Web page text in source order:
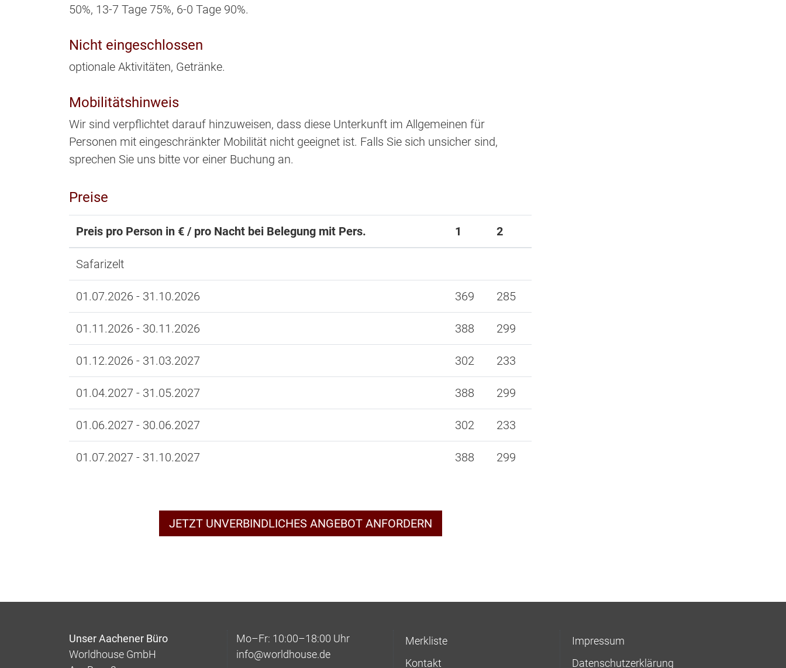
50%, 13-7 Tage 75%, 6-0 Tage 90%.
Nicht eingeschlossen
optionale Aktivitäten, Getränke.
Mobilitätshinweis
Wir sind verpflichtet darauf hinzuweisen, dass diese Unterkunft im Allgemeinen für
Personen mit eingeschränkter Mobilität nicht geeignet ist. Falls Sie sich unsicher sind,
sprechen Sie uns bitte vor einer Buchung an.
Preise
Preis pro Person in € / pro Nacht bei Belegung mit Pers. 1 2
Safarizelt
01.07.2026 - 31.10.2026 369 285
01.11.2026 - 30.11.2026 388 299
01.12.2026 - 31.03.2027 302 233
01.04.2027 - 31.05.2027 388 299
01.06.2027 - 30.06.2027 302 233
01.07.2027 - 31.10.2027 388 299
JETZT UNVERBINDLICHES ANGEBOT ANFORDERN
Unser Aachener Büro
Worldhouse GmbH
Mo–Fr: 10:00–18:00 Uhr
info@worldhouse.de
Merkliste
Kontakt
Impressum
Datenschutzerklärung